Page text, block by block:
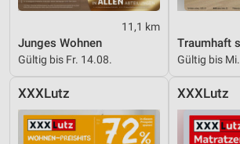
11,1 km
Junges Wohnen
Gültig bis Fr. 14.08.
Traumhaft
Gültig bis
XXXLutz XXXLutz